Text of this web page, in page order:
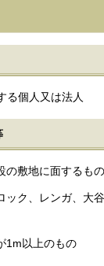
る個人又は法人
の敷地に面するもの
ック、レンガ、大
1m以上のもの